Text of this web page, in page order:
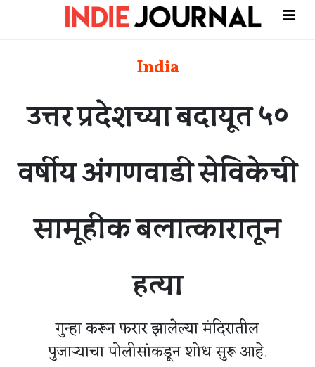
India
उत्तर प्रदेशच्या बदायूत ५०
वर्षीय अंगणवाडी सेविकेची
सामूहीक बलात्कारातून
हत्या
गुन्हा करून फरार झालेल्या मंदिरातील
पुजाऱ्याचा पोलीसांकडून शोध सुरू आहे.